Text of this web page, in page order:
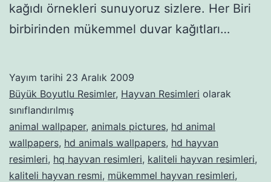
kağıdı örnekleri sunuyoruz sizlere. Her Biri
birbirinden mükemmel duvar kağıtları…
Yayım tarihi 23 Aralık 2009
Büyük Boyutlu Resimler, Hayvan Resimleri olarak
sınıflandırılmış
animal wallpaper, animals pictures, hd animal
wallpapers, hd animals wallpapers, hd hayvan
resimleri, hq hayvan resimleri, kaliteli hayvan resimleri,
kaliteli hayvan resmi, mükemmel hayvan resimleri,